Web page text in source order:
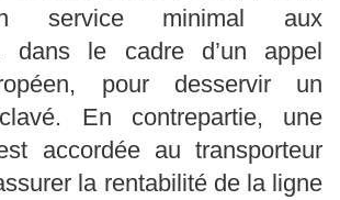
service minimal aux
dans le cadre d’un appel
pour desservir un
En contrepartie, une
accordée au transporteur
la rentabilité de la ligne